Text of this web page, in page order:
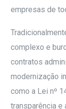
empresas de
complexo e
contratos
modernização
como a Lei nº
transparência